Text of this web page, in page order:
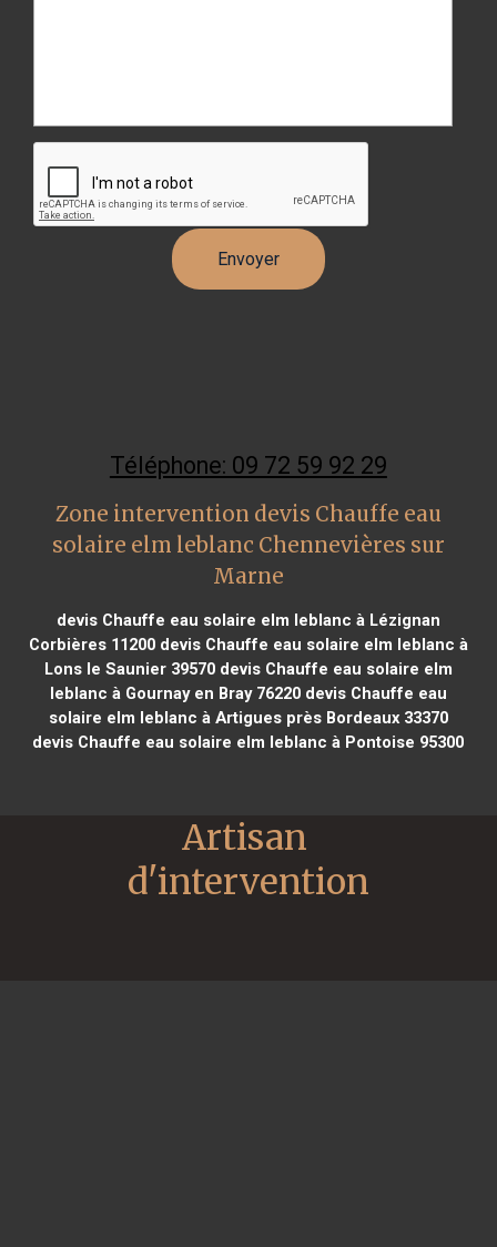
Téléphone: 09 72 59 92 29
Zone intervention devis Chauffe eau
solaire elm leblanc Chennevières sur
Marne
devis Chauffe eau solaire elm leblanc à Lézignan
Corbières 11200devis Chauffe eau solaire elm leblanc à
Lons le Saunier 39570devis Chauffe eau solaire elm
leblanc à Gournay en Bray 76220devis Chauffe eau
solaire elm leblanc à Artigues près Bordeaux 33370
devis Chauffe eau solaire elm leblanc à Pontoise 95300
Artisan
d'intervention